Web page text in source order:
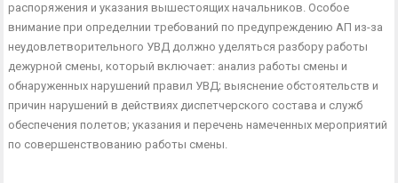
распоряжения и указания вышестоящих начальни­ков. Особое
внимание при определнии требований по предупре­ждению АП из-за
неудовлетворительного УВД должно уделять­ся разбору работы
дежурной смены, который включает: анализ работы смены и
обнаруженных нарушений правил УВД; выяс­нение обстоятельств и
причин нарушений в действиях диспет­черского состава и служб
обеспечения полетов; указания и пе­речень намеченных мероприятий
по совершенствованию работы смены.